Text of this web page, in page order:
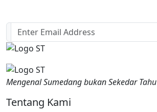
Mengenal Sumedang bukan Sekedar Tahu
Tentang Kami